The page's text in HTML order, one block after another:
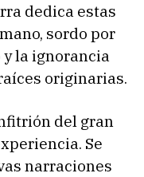
dedica estas
sordo por
la ignorancia
originarias.
del gran
Se
narraciones